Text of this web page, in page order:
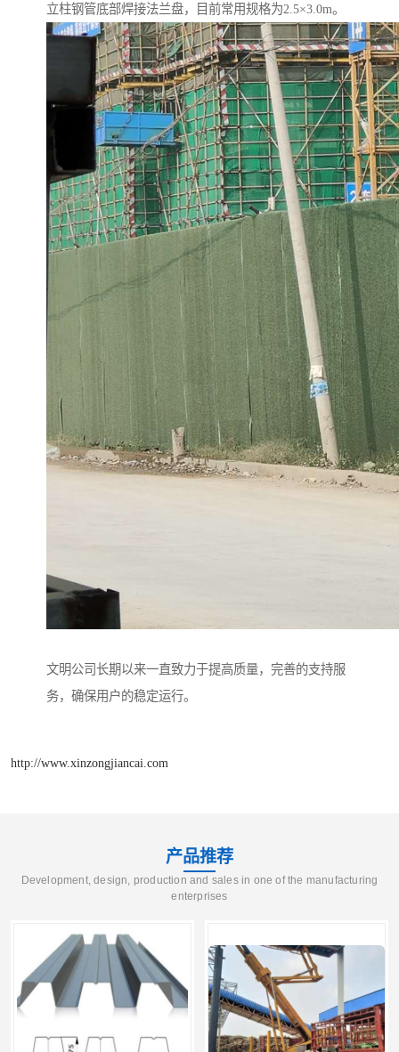
立柱钢管底部焊接法兰盘，目前常用规格为2.5×3.0m。
文明公司长期以来一直致力于提高质量，完善的支持服
务，确保用户的稳定运行。
http://www.xinzongjiancai.com
产品推荐
Development, design, production and sales in one of the manufacturing
enterprises